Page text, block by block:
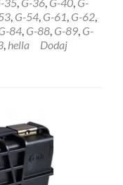
, G-54, G-61, G-62,
84, G-88, G-89, G-
, hella
Dodaj